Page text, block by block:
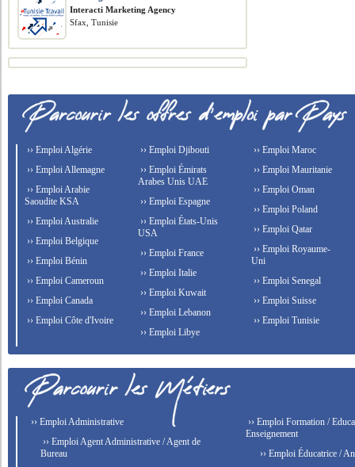
Interacti Marketing Agency
Sfax, Tunisie
›› Emploi Algérie
›› Emploi Allemagne
›› Emploi Arabie
Saoudite KSA
›› Emploi Australie
›› Emploi Belgique
›› Emploi Bénin
›› Emploi Cameroun
›› Emploi Canada
›› Emploi Côte d'Ivoire
›› Emploi Djibouti
›› Emploi Émirats
Arabes Unis UAE
›› Emploi Espagne
›› Emploi États-Unis
USA
›› Emploi France
›› Emploi Italie
›› Emploi Kuwait
›› Emploi Lebanon
›› Emploi Libye
›› Emploi Maroc
›› Emploi Mauritanie
›› Emploi Oman
›› Emploi Poland
›› Emploi Qatar
›› Emploi Royaume-
Uni
›› Emploi Senegal
›› Emploi Suisse
›› Emploi Tunisie
›› Emploi Administrative
›› Emploi Agent Administrative / Agent de
Bureau
›› Emploi Formation /
Enseignement
›› Emploi Éducatrice /